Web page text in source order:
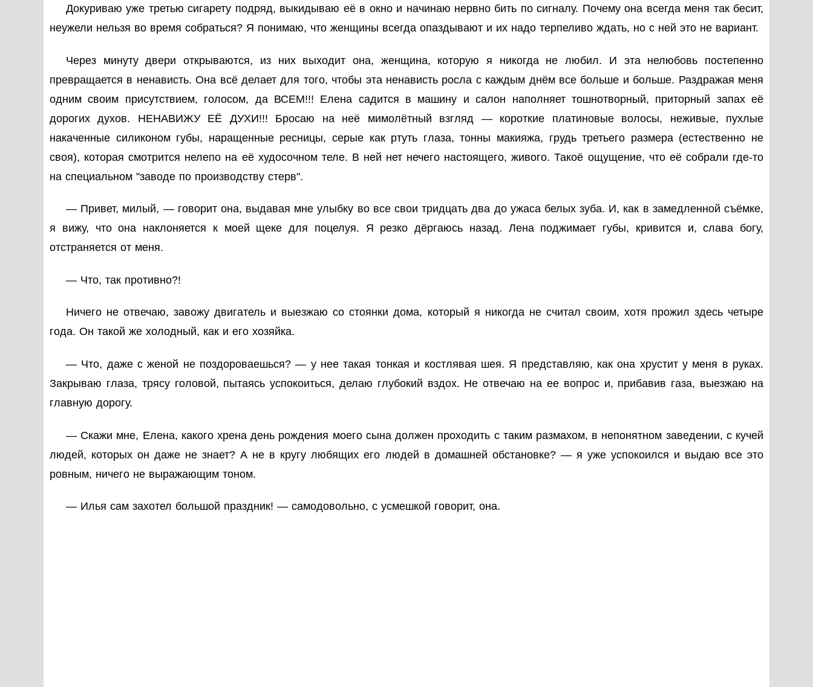
Докуриваю уже третью сигарету подряд, выкидываю её в окно и начинаю нервно бить по сигналу. Почему она всегда меня так бесит,
неужели нельзя во время собраться? Я понимаю, что женщины всегда опаздывают и их надо терпеливо ждать, но с ней это не вариант.
Через минуту двери открываются, из них выходит она, женщина, которую я никогда не любил. И эта нелюбовь постепенно
превращается в ненависть. Она всё делает для того, чтобы эта ненависть росла с каждым днём все больше и больше. Раздражая меня
одним своим присутствием, голосом, да ВСЕМ!!! Елена садится в машину и салон наполняет тошнотворный, приторный запах её
дорогих духов. НЕНАВИЖУ ЕЁ ДУХИ!!! Бросаю на неё мимолётный взгляд — короткие платиновые волосы, неживые, пухлые
накаченные силиконом губы, наращенные ресницы, серые как ртуть глаза, тонны макияжа, грудь третьего размера (естественно не
своя), которая смотрится нелепо на её худосочном теле. В ней нет нечего настоящего, живого. Такоё ощущение, что её собрали где-то
на специальном "заводе по производству стерв".
— Привет, милый, — говорит она, выдавая мне улыбку во все свои тридцать два до ужаса белых зуба. И, как в замедленной съёмке,
я вижу, что она наклоняется к моей щеке для поцелуя. Я резко дёргаюсь назад. Лена поджимает губы, кривится и, слава богу,
отстраняется от меня.
— Что, так противно?!
Ничего не отвечаю, завожу двигатель и выезжаю со стоянки дома, который я никогда не считал своим, хотя прожил здесь четыре
года. Он такой же холодный, как и его хозяйка.
— Что, даже с женой не поздороваешься? — у нее такая тонкая и костлявая шея. Я представляю, как она хрустит у меня в руках.
Закрываю глаза, трясу головой, пытаясь успокоиться, делаю глубокий вздох. Не отвечаю на ее вопрос и, прибавив газа, выезжаю на
главную дорогу.
— Скажи мне, Елена, какого хрена день рождения моего сына должен проходить с таким размахом, в непонятном заведении, с кучей
людей, которых он даже не знает? А не в кругу любящих его людей в домашней обстановке? — я уже успокоился и выдаю все это
ровным, ничего не выражающим тоном.
— Илья сам захотел большой праздник! — самодовольно, с усмешкой говорит, она.